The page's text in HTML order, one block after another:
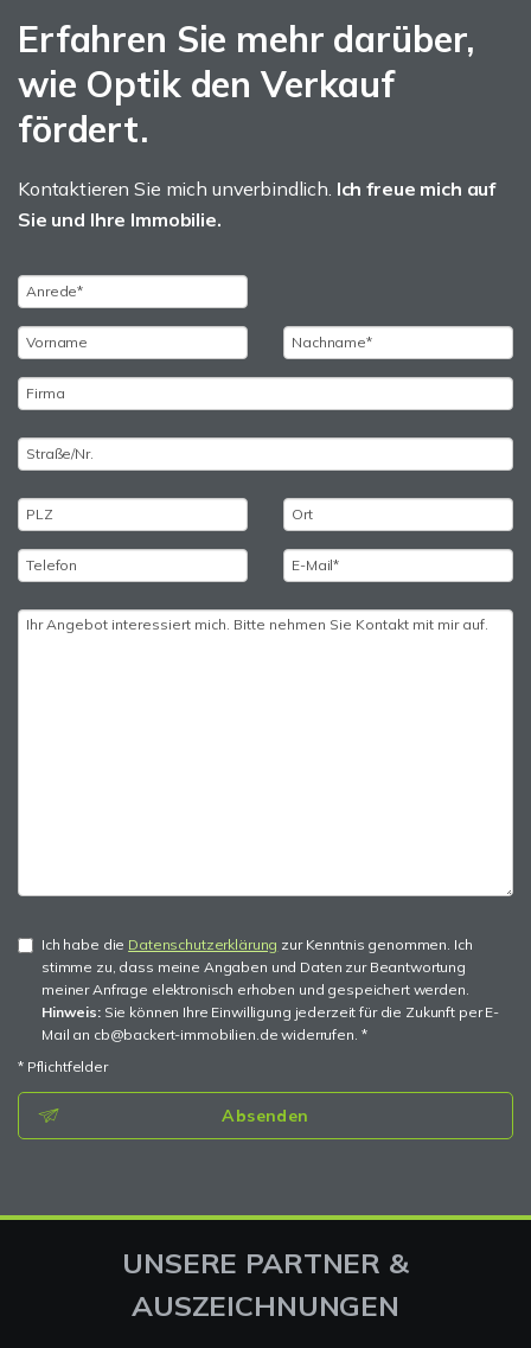
Erfahren Sie mehr darüber,
wie Optik den Verkauf
fördert.
Kontaktieren Sie mich unverbindlich. Ich freue mich auf
Sie und Ihre Immobilie.
Ich habe die Datenschutzerklärung zur Kenntnis genommen. Ich
stimme zu, dass meine Angaben und Daten zur Beantwortung
meiner Anfrage elektronisch erhoben und gespeichert werden.
Hinweis:Sie können Ihre Einwilligung jederzeit für die Zukunft per E-
Mail an cb@backert-immobilien.de widerrufen. *
* Pflichtfelder
Absenden
UNSERE PARTNER &
AUSZEICHNUNGEN